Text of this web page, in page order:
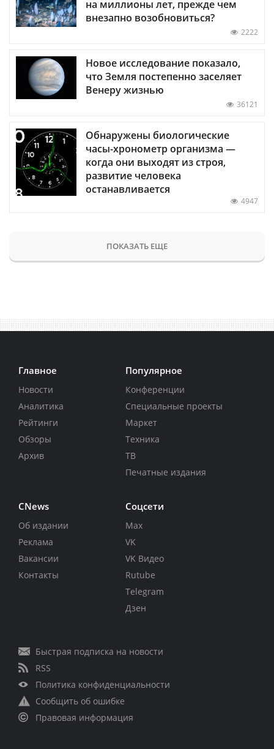
на миллионы лет, прежде чем
внезапно возобновиться?
2222
Новое исследование показало,
что Земля постепенно заселяет
Венеру жизнью
36121
Обнаружены биологические
часы-хронометр организма —
когда они выходят из строя,
развитие человека
останавливается
4947
ПОКАЗАТЬ ЕЩЕ
Главное
Новости
Аналитика
Рейтинги
Обзоры
Архив
Популярное
Конференции
Специальные проекты
Маркет
Техника
ТВ
Печатные издания
CNews
Об издании
Реклама
Вакансии
Контакты
Соцсети
Max
VK
VK Видео
Rutube
Telegram
Дзен
Быстрая подписка на новости
RSS
Политика конфиденциальности
Сообщить об ошибке
Правовая информация